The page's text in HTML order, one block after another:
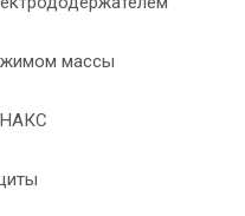
массы
НАКС